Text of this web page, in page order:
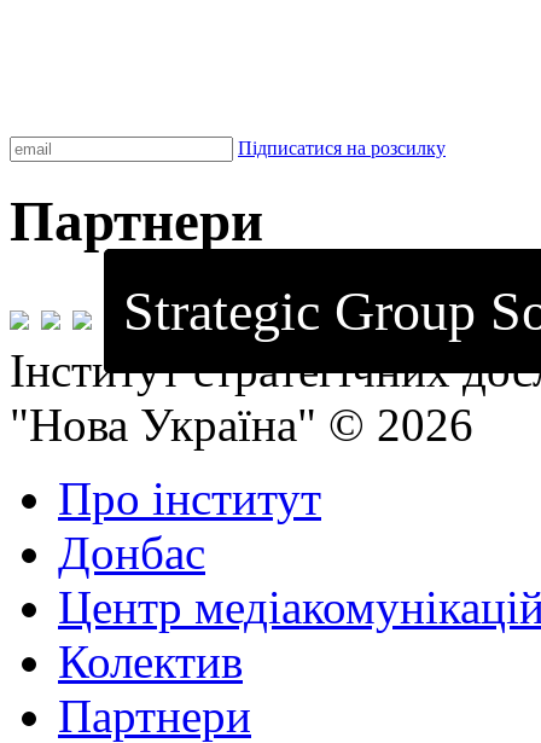
Підписатися на розсилку
Партнери
Strategic Group
Інститут стратегічних
"Нова Україна" © 2026
Про інститут
Донбас
Центр
Колектив
Партнери